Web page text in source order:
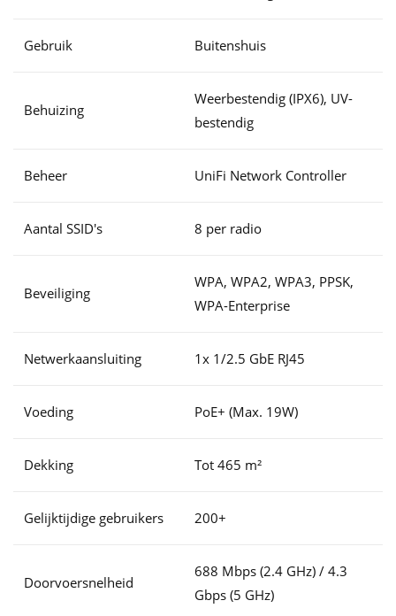
Gebruik Buitenshuis
Behuizing
Weerbestendig (IPX6), UV-
bestendig
Beheer UniFi Network Controller
Aantal SSID's 8 per radio
Beveiliging
WPA, WPA2, WPA3, PPSK,
WPA-Enterprise
Netwerkaansluiting 1x 1/2.5 GbE RJ45
Voeding PoE+ (Max. 19W)
Dekking Tot 465 m²
Gelijktijdige gebruikers 200+
Doorvoersnelheid
688 Mbps (2.4 GHz) / 4.3
Gbps (5 GHz)